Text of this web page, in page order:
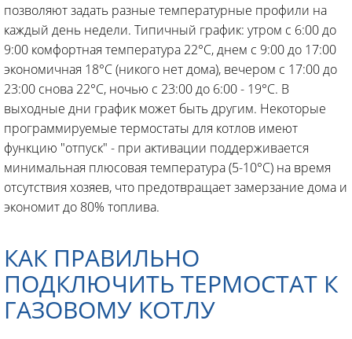
позволяют задать разные температурные профили на
каждый день недели. Типичный график: утром с 6:00 до
9:00 комфортная температура 22°C, днем с 9:00 до 17:00
экономичная 18°C (никого нет дома), вечером с 17:00 до
23:00 снова 22°C, ночью с 23:00 до 6:00 - 19°C. В
выходные дни график может быть другим. Некоторые
программируемые термостаты для котлов имеют
функцию "отпуск" - при активации поддерживается
минимальная плюсовая температура (5-10°C) на время
отсутствия хозяев, что предотвращает замерзание дома и
экономит до 80% топлива.
КАК ПРАВИЛЬНО
ПОДКЛЮЧИТЬ ТЕРМОСТАТ К
ГАЗОВОМУ КОТЛУ